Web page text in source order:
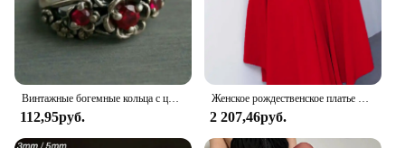
112,95руб. 2 207,46руб.